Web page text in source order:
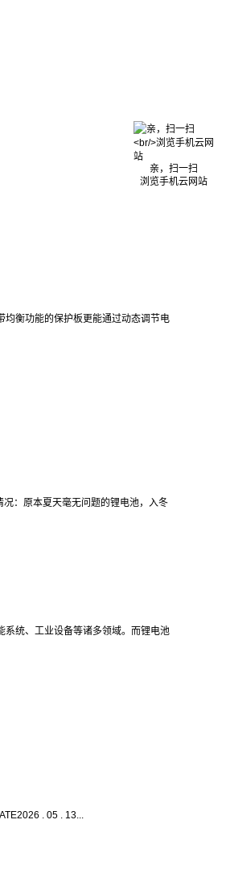
均衡功能的保护板更能通过动态调节电
：原本夏天毫无问题的锂电池，入冬
系统、工业设备等诸多领域。而锂电池
. 05 . 13...
亲，扫一扫
浏览手机云网站